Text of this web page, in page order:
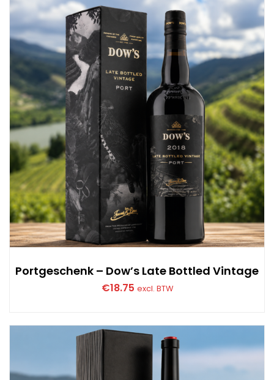
Portgeschenk – Dow’s Late Bottled Vintage
€18.75 excl. BTW